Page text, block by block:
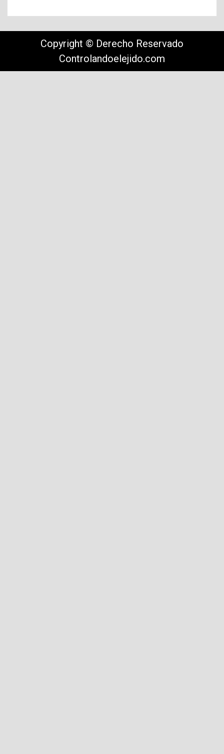
Copyright © Derecho Reservado
Controlandoelejido.com